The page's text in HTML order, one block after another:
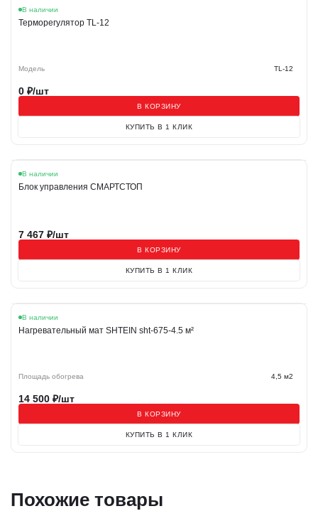
В наличии
Терморегулятор TL-12
Модель TL-12
0 ₽/шт
В КОРЗИНУ
КУПИТЬ В 1 КЛИК
В наличии
Блок управления СМАРТСТОП
7 467 ₽/шт
В КОРЗИНУ
КУПИТЬ В 1 КЛИК
В наличии
Нагревательный мат SHTEIN sht-675-4.5 м²
Площадь обогрева 4,5 м2
14 500 ₽/шт
В КОРЗИНУ
КУПИТЬ В 1 КЛИК
Похожие товары